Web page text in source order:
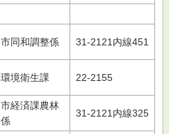
市同和調整係 31-2121内線451
環境衛生課 22-2155
市経済課農林
係
31-2121内線325